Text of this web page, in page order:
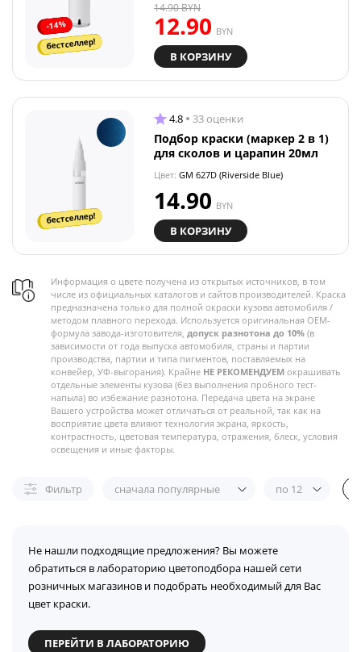
-14%
бестселлер!
12.90 BYN
14.90BYN
В КОРЗИНУ
бестселлер!
4.8 33 оценки
Подбор краски (маркер 2 в 1)
для сколов и царапин 20мл
Цвет: GM 627D (Riverside Blue)
14.90 BYN
В КОРЗИНУ
Информация о цвете получена из открытых источников, в том
числе из официальных каталогов и сайтов производителей. Краска
предназначена только для полной окраски кузова автомобиля /
методом плавного перехода. Используется оригинальная OEM-
формула завода-изготовителя, допуск разнотона до 10% (в
зависимости от года выпуска автомобиля, страны и партии
производства, партии и типа пигментов, поставляемых на
конвейер, УФ-выгорания). Крайне НЕ РЕКОМЕНДУЕМ окрашивать
отдельные элементы кузова (без выполнения пробного тест-
напыла) во избежание разнотона. Передача цвета на экране
Вашего устройства может отличаться от реальной, так как на
восприятие цвета влияют технология экрана, яркость,
контрастность, цветовая температура, отражения, блеск, условия
освещения и иные факторы.
Фильтр сначала популярные по 12
Не нашли подходящие предложения? Вы можете
обратиться в лабораторию цветоподбора нашей сети
розничных магазинов и подобрать необходимый для Вас
цвет краски.
ПЕРЕЙТИ В ЛАБОРАТОРИЮ